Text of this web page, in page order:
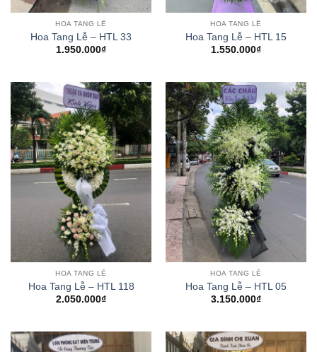
HOA TANG LỄ
Hoa Tang Lễ – HTL 33
1.950.000₫
HOA TANG LỄ
Hoa Tang Lễ – HTL 15
1.550.000₫
HOA TANG LỄ
Hoa Tang Lễ – HTL 118
2.050.000₫
HOA TANG LỄ
Hoa Tang Lễ – HTL 05
3.150.000₫